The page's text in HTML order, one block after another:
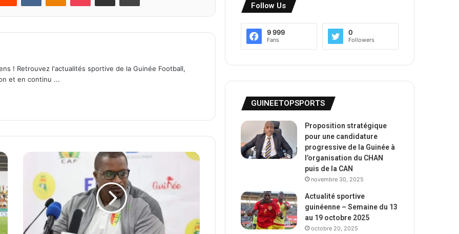
! Retrouvez l'actualités sportive de la Guinée Football,
et en continu ...
Follow Us
9 999
Fans
0
Followers
GUINEETOPSPORTS
Proposition stratégique
pour une candidature
progressive de la Guinée à
l’organisation du CHAN
puis de la CAN
novembre 30, 2025
Actualité sportive
guinéenne – Semaine du 13
au 19 octobre 2025
octobre 20, 2025